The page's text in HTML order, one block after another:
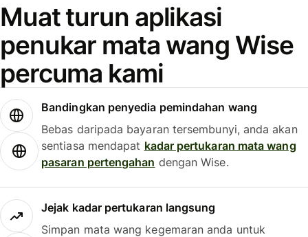
Muat turun aplikasi
penukar mata wang Wise
percuma kami
Bandingkan penyedia pemindahan wang
Bebas daripada bayaran tersembunyi, anda akan
sentiasa mendapat kadar pertukaran mata wang
pasaran pertengahan dengan Wise.
Jejak kadar pertukaran langsung
Simpan mata wang kegemaran anda untuk